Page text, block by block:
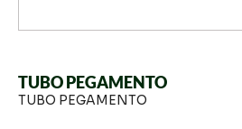
TUBO PEGAMENTO
TUBO PEGAMENTO